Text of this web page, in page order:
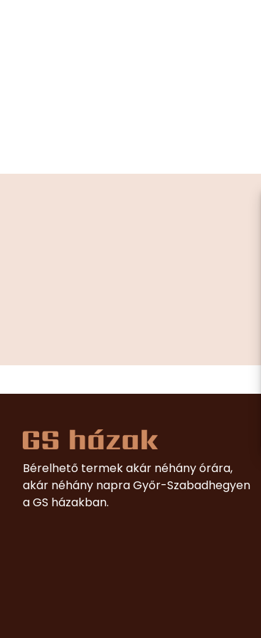
Bérelhető termek akár néhány órára,
akár néhány napra Győr-Szabadhegyen
a GS házakban.